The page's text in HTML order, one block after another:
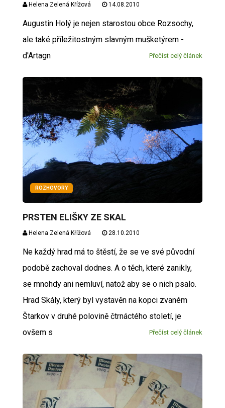
Helena Zelená Křížová 14.08.2010
Augustin Holý je nejen starostou obce Rozsochy,
ale také příležitostným slavným mušketýrem -
d'Artagn
Přečíst celý článek
ROZHOVORY
PRSTEN ELIŠKY ZE SKAL
Helena Zelená Křížová 28.10.2010
Ne každý hrad má to štěstí, že se ve své původní
podobě zachoval dodnes. A o těch, které zanikly,
se mnohdy ani nemluví, natož aby se o nich psalo.
Hrad Skály, který byl vystavěn na kopci zvaném
Štarkov v druhé polovině čtrnáctého století, je
ovšem s
Přečíst celý článek